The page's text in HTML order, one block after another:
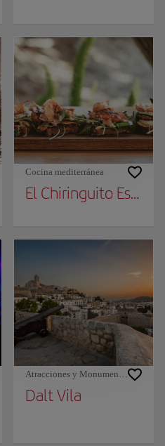
Cocina mediterránea
El Chiringuito Es
Atracciones y Monumentos
Dalt Vila